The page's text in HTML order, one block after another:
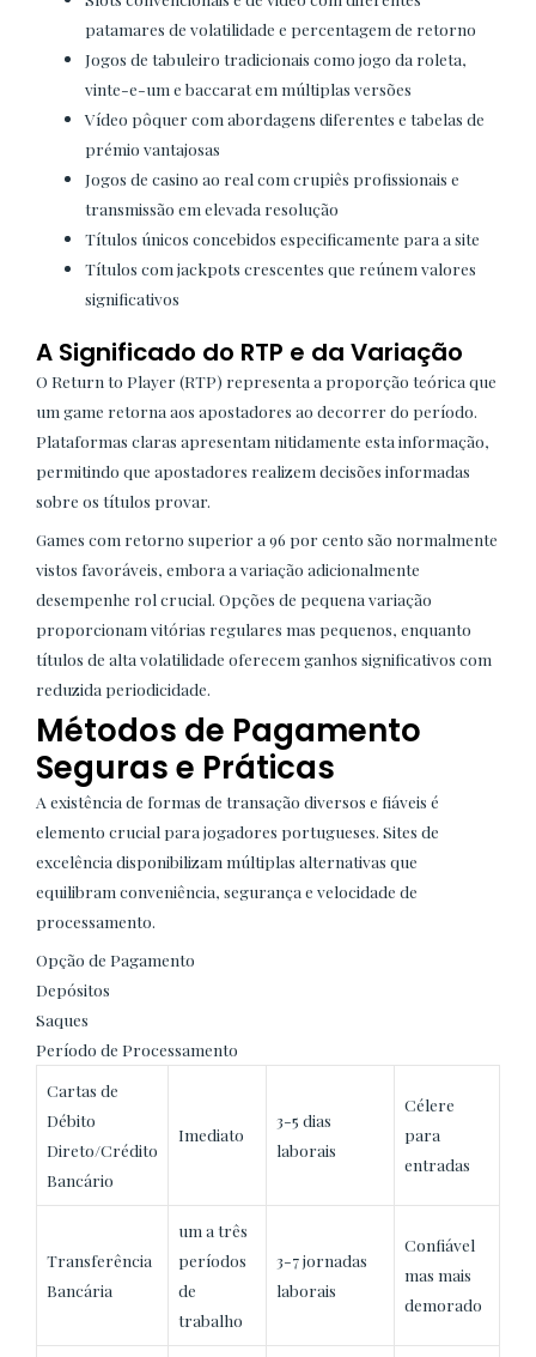
patamares de volatilidade e percentagem de retorno
Jogos de tabuleiro tradicionais como jogo da roleta,
vinte-e-um e baccarat em múltiplas versões
Vídeo pôquer com abordagens diferentes e tabelas de
prémio vantajosas
Jogos de casino ao real com crupiês profissionais e
transmissão em elevada resolução
Títulos únicos concebidos especificamente para a site
Títulos com jackpots crescentes que reúnem valores
significativos
A Significado do RTP e da Variação
O Return to Player (RTP) representa a proporção teórica que
um game retorna aos apostadores ao decorrer do período.
Plataformas claras apresentam nitidamente esta informação,
permitindo que apostadores realizem decisões informadas
sobre os títulos provar.
Games com retorno superior a 96 por cento são normalmente
vistos favoráveis, embora a variação adicionalmente
desempenhe rol crucial. Opções de pequena variação
proporcionam vitórias regulares mas pequenos, enquanto
títulos de alta volatilidade oferecem ganhos significativos com
reduzida periodicidade.
Métodos de Pagamento
Seguras e Práticas
A existência de formas de transação diversos e fiáveis é
elemento crucial para jogadores portugueses. Sites de
excelência disponibilizam múltiplas alternativas que
equilibram conveniência, segurança e velocidade de
processamento.
Opção de Pagamento
Depósitos
Saques
Período de Processamento
Cartas de
Débito
Direto/Crédito
Bancário
Imediato
3-5 dias
laborais
Célere
para
entradas
Transferência
Bancária
um a três
períodos
de
trabalho
3-7 jornadas
laborais
Confiável
mas mais
demorado